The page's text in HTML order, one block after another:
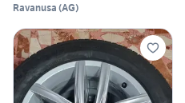
Ravanusa (AG)